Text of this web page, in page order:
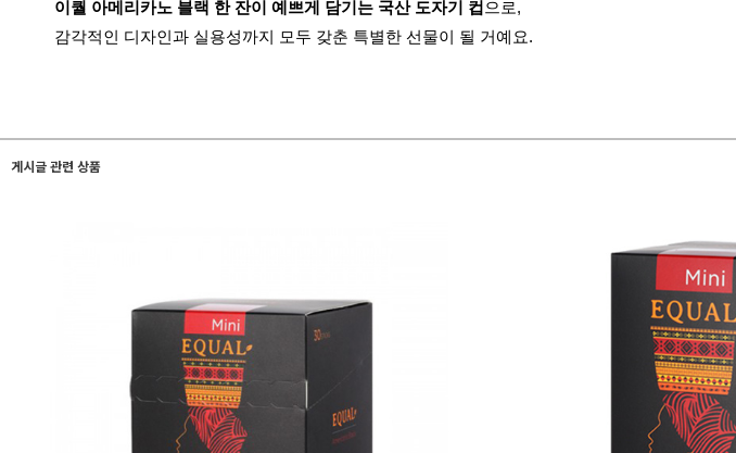
이퀄 아메리카노 블랙 한 잔이 예쁘게 담기는 국산 도자기 컵 으로,
감각적인 디자인과 실용성까지 모두 갖춘 특별한 선물이 될 거예요.
게시글 관련 상품